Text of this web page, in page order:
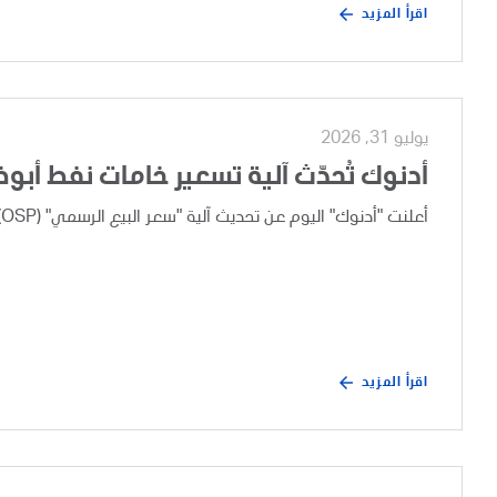
اقرأ المزيد
يوليو 31, 2026
أدنوك تُحدّث آلية تسعير خامات نفط
أعلنت "أدنوك" اليوم عن تحديث آلية "سعر البيع الرسمي" (OSP) لخامات نفط أبوظبي، وذلك بعد إجراء مراجعة تجارية دورية.
اقرأ المزيد